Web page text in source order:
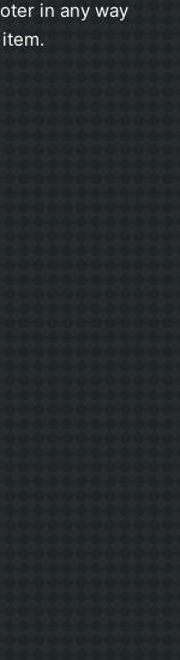
in any way